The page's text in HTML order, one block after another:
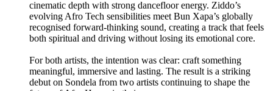
cinematic depth with strong dancefloor energy. Ziddo’s
evolving Afro Tech sensibilities meet Bun Xapa’s globally
recognised forward-thinking sound, creating a track that feels
both spiritual and driving without losing its emotional core.
For both artists, the intention was clear: craft something
meaningful, immersive and lasting. The result is a striking
debut on Sondela from two artists continuing to shape the